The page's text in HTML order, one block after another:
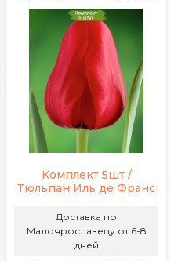
Комплект 5шт /
Тюльпан Иль де Франс
Доставка по
Малоярославецу от 6-8
дней